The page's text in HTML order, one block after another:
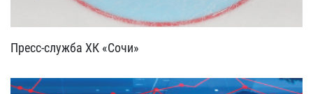
Пресс-служба ХК «Сочи»